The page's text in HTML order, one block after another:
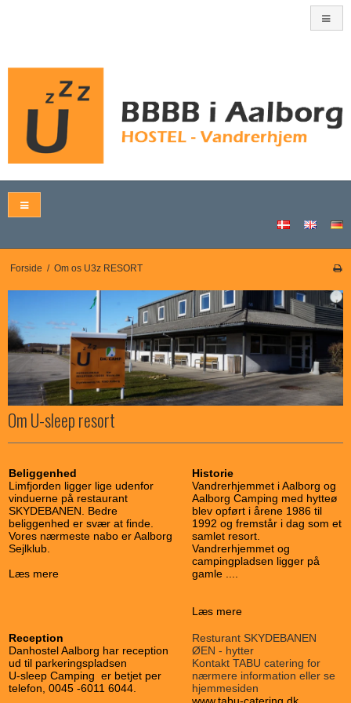
Forside / Om os U3z RESORT
Om U-sleep resort
Beliggenhed
Limfjorden ligger lige udenfor
vinduerne på restaurant
SKYDEBANEN. Bedre
beliggenhed er svær at finde.
Vores nærmeste nabo er Aalborg
Sejlklub.
Læs mere
Historie
Vandrerhjemmet i Aalborg og
Aalborg Camping med hytteø
blev opført i årene 1986 til
1992 og fremstår i dag som et
samlet resort.
Vandrerhjemmet og
campingpladsen ligger på
gamle ....
Læs mere
Reception
Danhostel Aalborg har reception
ud til parkeringspladsen
U-sleep Camping er betjet per
telefon, 0045 -6011 6044.
Resturant SKYDEBANEN
ØEN - hytter
Kontakt TABU catering for
nærmere information eller se
hjemmesiden